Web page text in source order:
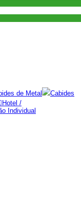
de Metal
Cabides
Hotel /
Individual